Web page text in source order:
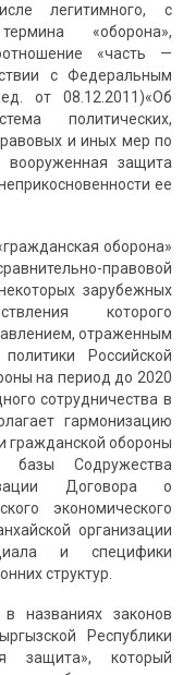
легитимного, с
«оборона»,
«часть —
с Федеральным
от 08.12.2011)«Об
политических,
и иных мер по
защита
ее
оборона»
правовой
зарубежных
которого
отраженным
Российской
на период до 2020
сотрудничества в
гармонизацию
гражданской обороны
Содружества
Договора о
экономического
организации
и специфики
структур.
названиях законов
Республики
защита», который